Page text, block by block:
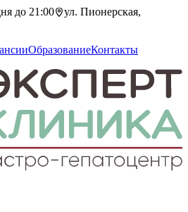
до 21:00
ул. Пионерская,
ОбразованиеКонтакты